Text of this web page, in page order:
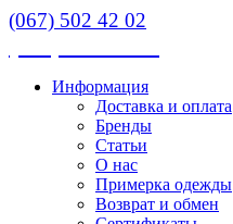
(067) 502 42 02
Информация
Доставка и оплата
Бренды
Статьи
О нас
Примерка одежды
Возврат и обмен